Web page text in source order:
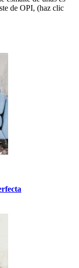
de OPI, (haz clic